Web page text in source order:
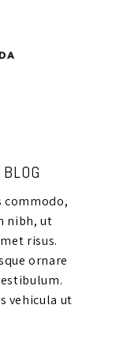
commodo,
nibh, ut
risus.
ornare
vehicula ut